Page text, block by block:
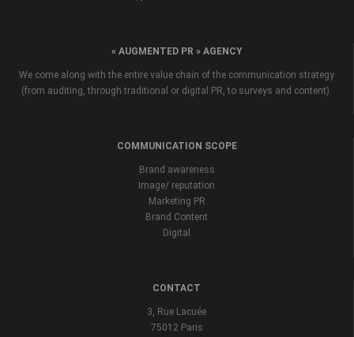
« AUGMENTED PR » AGENCY
We come along with the entire value chain of the communication strategy
(from auditing, through traditional or digital PR, to surveys and content).
COMMUNICATION SCOPE
Brand awareness
Image/ reputation
Marketing PR
Brand Content
Digital
CONTACT
3, Rue Lacuée
75012 Paris